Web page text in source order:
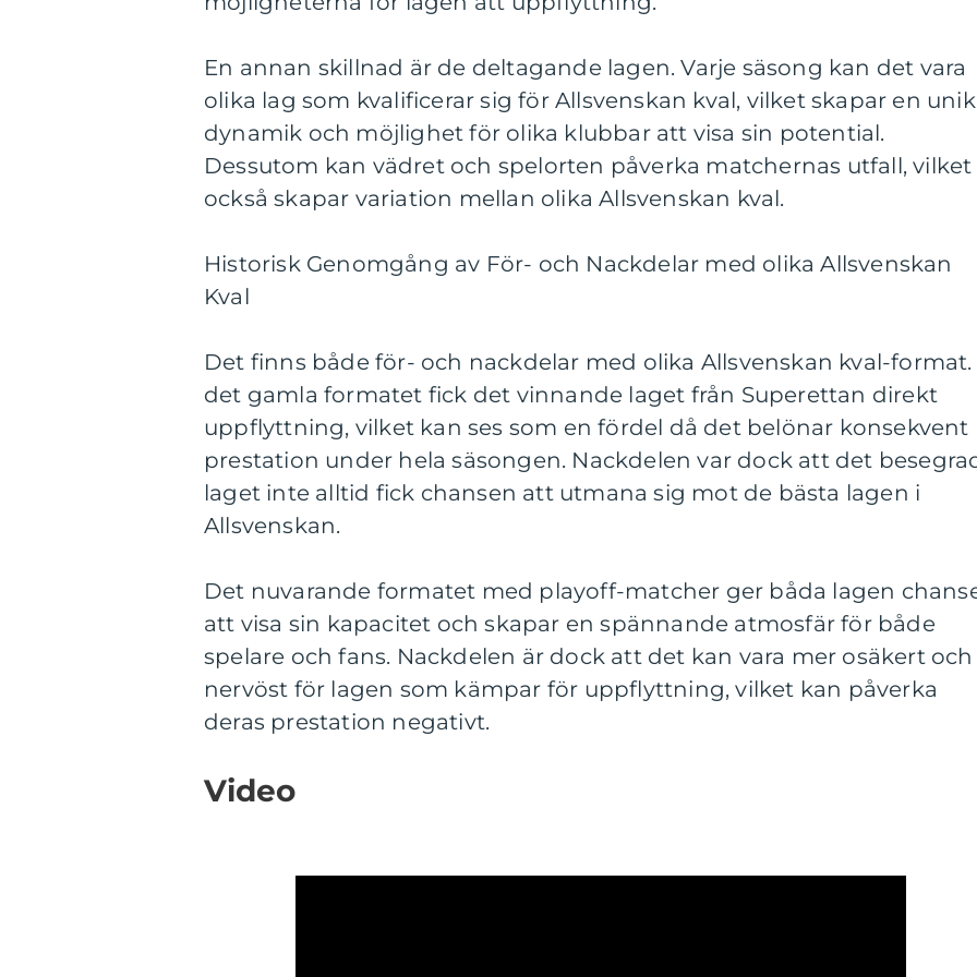
En annan skillnad är de deltagande lagen. Varje säsong kan det vara
olika lag som kvalificerar sig för Allsvenskan kval, vilket skapar en unik
dynamik och möjlighet för olika klubbar att visa sin potential.
Dessutom kan vädret och spelorten påverka matchernas utfall, vilket
också skapar variation mellan olika Allsvenskan kval.
Historisk Genomgång av För- och Nackdelar med olika Allsvenskan
Kval
Det finns både för- och nackdelar med olika Allsvenskan kval-format.
det gamla formatet fick det vinnande laget från Superettan direkt
uppflyttning, vilket kan ses som en fördel då det belönar konsekvent
prestation under hela säsongen. Nackdelen var dock att det
laget inte alltid fick chansen att utmana sig mot de bästa lagen i
Allsvenskan.
Det nuvarande formatet med playoff-matcher ger båda lagen
att visa sin kapacitet och skapar en spännande atmosfär för både
spelare och fans. Nackdelen är dock att det kan vara mer osäkert och
nervöst för lagen som kämpar för uppflyttning, vilket kan påverka
deras prestation negativt.
Video